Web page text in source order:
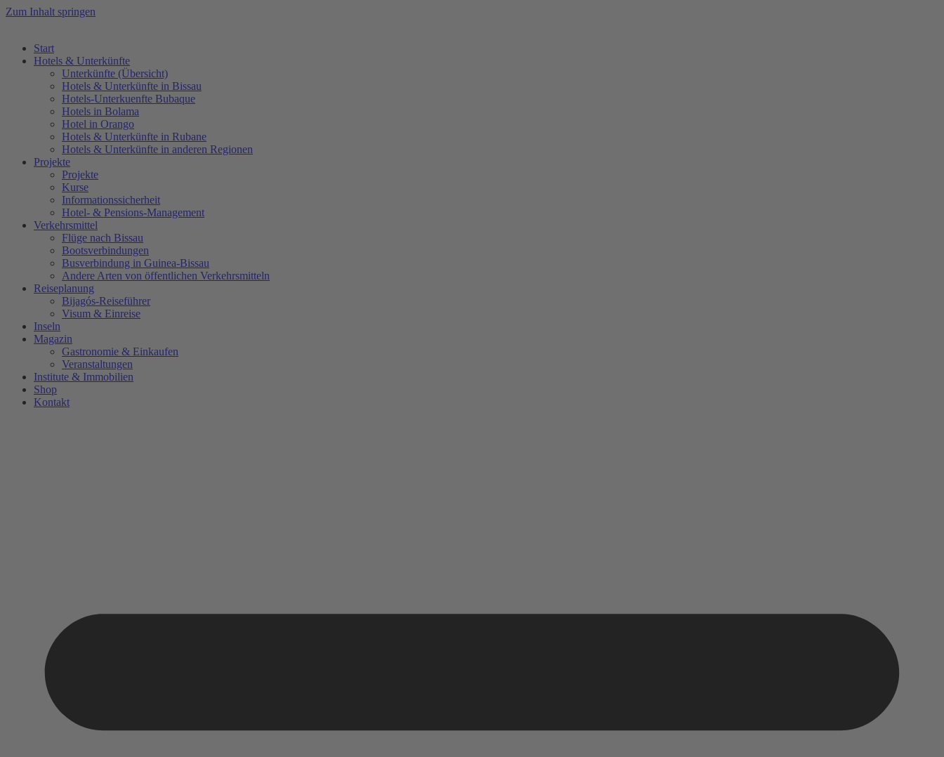
Zum Inhalt springen
Start
Hotels & Unterkünfte
Unterkünfte (Übersicht)
Hotels & Unterkünfte in Bissau
Hotels-Unterkuenfte Bubaque
Hotels in Bolama
Hotel in Orango
Hotels & Unterkünfte in Rubane
Hotels & Unterkünfte in anderen Regionen
Projekte
Projekte
Kurse
Informationssicherheit
Hotel- & Pensions-Management
Verkehrsmittel
Flüge nach Bissau
Bootsverbindungen
Busverbindung in Guinea-Bissau
Andere Arten von öffentlichen Verkehrsmitteln
Reiseplanung
Bijagós-Reiseführer
Visum & Einreise
Inseln
Magazin
Gastronomie & Einkaufen
Veranstaltungen
Institute & Immobilien
Shop
Kontakt